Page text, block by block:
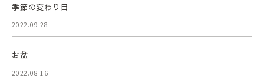
季節の変わり目
2022.09.28
お盆
2022.08.16